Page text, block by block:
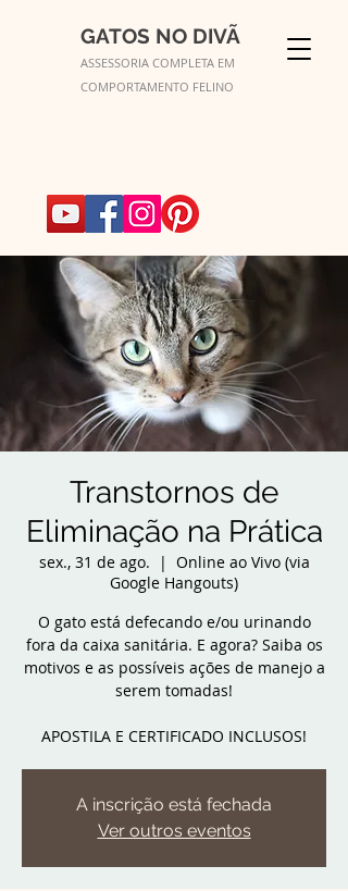
GATOS NO DIVÃ
ASSESSORIA COMPLETA EM
COMPORTAMENTO FELINO
Transtornos de
Eliminação na Prática
sex., 31 de ago.
  |
Online ao Vivo (via
Google Hangouts)
O gato está defecando e/ou urinando
fora da caixa sanitária. E agora? Saiba os
motivos e as possíveis ações de manejo a
serem tomadas!
APOSTILA E CERTIFICADO INCLUSOS!
A inscrição está fechada
Ver outros eventos